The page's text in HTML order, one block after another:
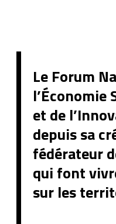
Le Forum
l’Économie
et de
depuis sa
fédérateur
qui font
sur les